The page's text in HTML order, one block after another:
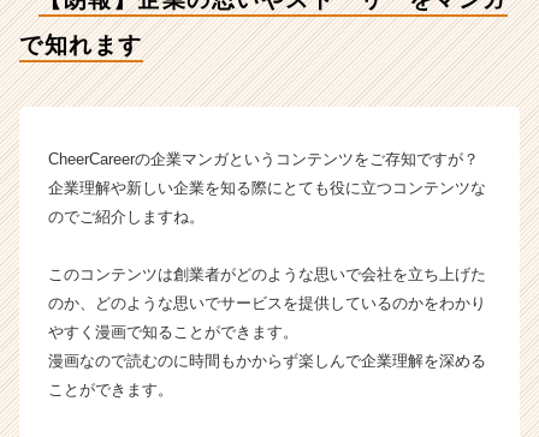
イ
ー・
企
業
か
ら
で知れます
CheerCareerの企業マンガというコンテンツをご存知ですが？
企業理解や新しい企業を知る際にとても役に立つコンテンツな
のでご紹介しますね。
このコンテンツは創業者がどのような思いで会社を立ち上げた
のか、どのような思いでサービスを提供しているのかをわかり
やすく漫画で知ることができます。
漫画なので読むのに時間もかからず楽しんで企業理解を深める
ことができます。